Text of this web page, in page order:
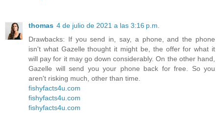
thomas 4 de julio de 2021 a las 3:16 p.m.
Drawbacks: If you send in, say, a phone, and the phone
isn't what Gazelle thought it might be, the offer for what it
will pay for it may go down considerably. On the other hand,
Gazelle will send you your phone back for free. So you
aren't risking much, other than time.
fishyfacts4u.com
fishyfacts4u.com
fishyfacts4u.com